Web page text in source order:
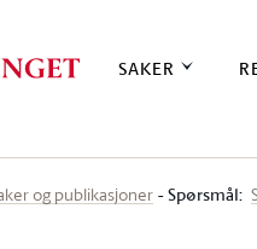
SAKER
og publikasjoner Spørsmål: